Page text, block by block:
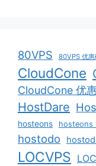
80VPS 80VPS 优惠
CloudCone
CloudCone 优
HostDare
hosteons hosteons
hostodo
LOCVPS